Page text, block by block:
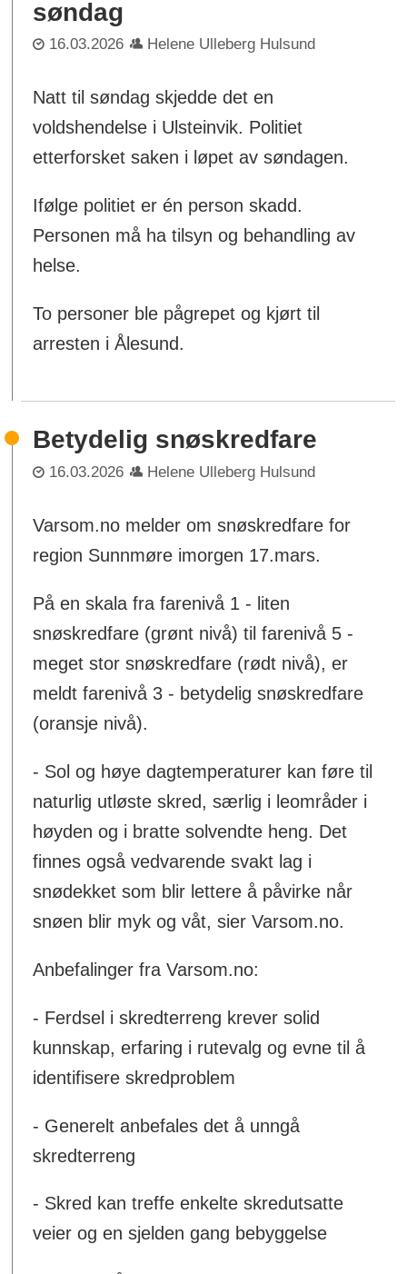
søndag
16.03.2026 Helene Ulleberg Hulsund
Natt til søndag skjedde det en
voldshendelse i Ulsteinvik. Politiet
etterforsket saken i løpet av søndagen.
Ifølge politiet er én person skadd.
Personen må ha tilsyn og behandling av
helse.
To personer ble pågrepet og kjørt til
arresten i Ålesund.
Betydelig snøskredfare
16.03.2026 Helene Ulleberg Hulsund
Varsom.no melder om snøskredfare for
region Sunnmøre imorgen 17.mars.
På en skala fra farenivå 1 - liten
snøskredfare (grønt nivå) til farenivå 5 -
meget stor snøskredfare (rødt nivå), er
meldt farenivå 3 - betydelig snøskredfare
(oransje nivå).
- Sol og høye dagtemperaturer kan føre til
naturlig utløste skred, særlig i leområder i
høyden og i bratte solvendte heng. Det
finnes også vedvarende svakt lag i
snødekket som blir lettere å påvirke når
snøen blir myk og våt, sier Varsom.no.
Anbefalinger fra Varsom.no:
- Ferdsel i skredterreng krever solid
kunnskap, erfaring i rutevalg og evne til å
identifisere skredproblem
- Generelt anbefales det å unngå
skredterreng
- Skred kan treffe enkelte skredutsatte
veier og en sjelden gang bebyggelse